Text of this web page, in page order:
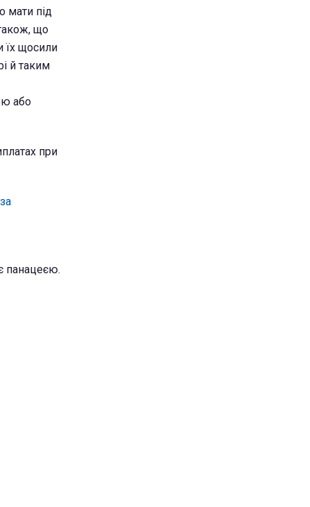
мати під
що
їх щосили
й таким
або
при
панацеєю.